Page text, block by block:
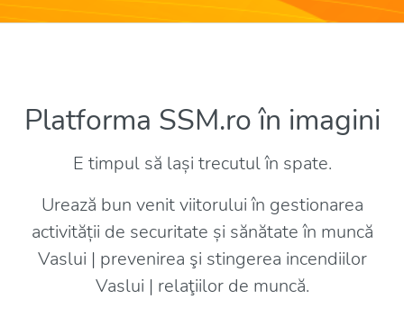
Platforma SSM.ro în imagini
E timpul să lași trecutul în spate.
Urează bun venit viitorului în gestionarea
activității de securitate și sănătate în muncă
Vaslui | prevenirea şi stingerea incendiilor
Vaslui | relaţiilor de muncă.